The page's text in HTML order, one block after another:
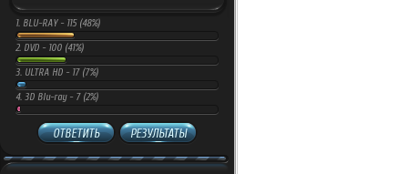
1. BLU-RAY - 115 (48%)
2. DVD - 100 (41%)
3. ULTRA HD - 17 (7%)
4. 3D Blu-ray - 7 (2%)
ОТВЕТИТЬ РЕЗУЛЬТАТЫ